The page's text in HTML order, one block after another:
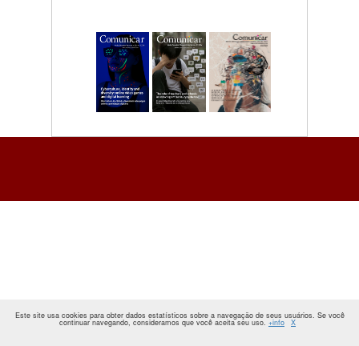
Este site usa cookies para obter dados estatísticos sobre a navegação de seus usuários. Se você
continuar navegando, consideramos que você aceita seu uso. +info X